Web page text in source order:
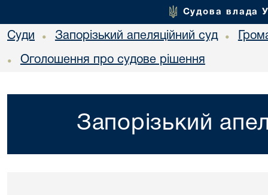
Судова влада
Суди • Запорізький апеляційний суд •
• Оголошення про судове рішення
Запорізький